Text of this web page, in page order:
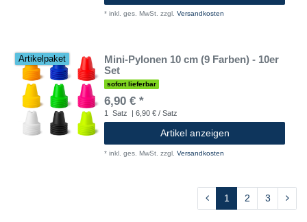
* inkl. ges. MwSt. zzgl. Versandkosten
Artikelpaket
Mini-Pylonen 10 cm (9 Farben) - 10er
Set
sofort lieferbar
6,90 € *
1 Satz | 6,90 € / Satz
Artikel anzeigen
* inkl. ges. MwSt. zzgl. Versandkosten
1 2 3